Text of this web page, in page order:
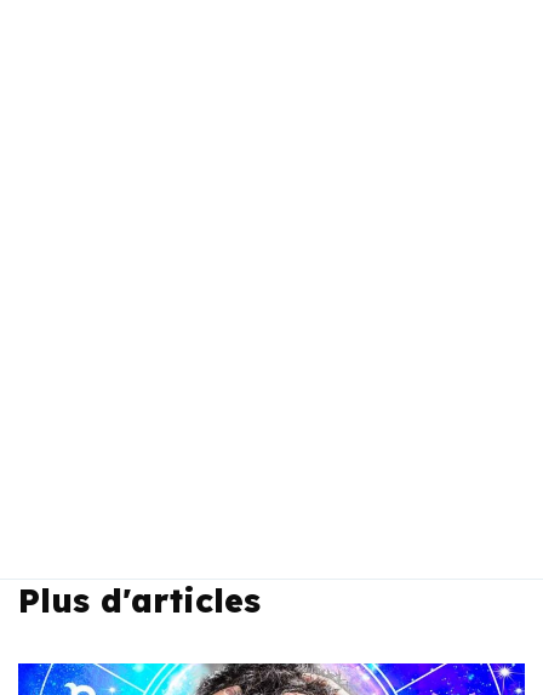
Plus d'articles